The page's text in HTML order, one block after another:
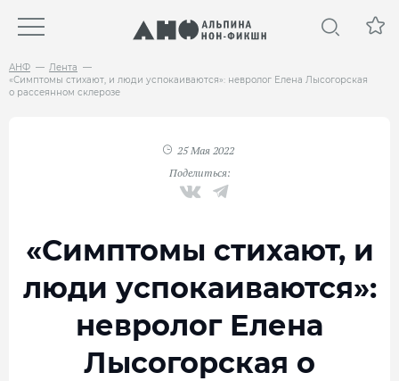
АНФ
Лента
«Симптомы стихают, и люди успокаиваются»: невролог Елена Лысогорская
о рассеянном склерозе
25 Мая 2022
Поделиться:
«Симптомы стихают, и
люди успокаиваются»:
невролог Елена
Лысогорская о